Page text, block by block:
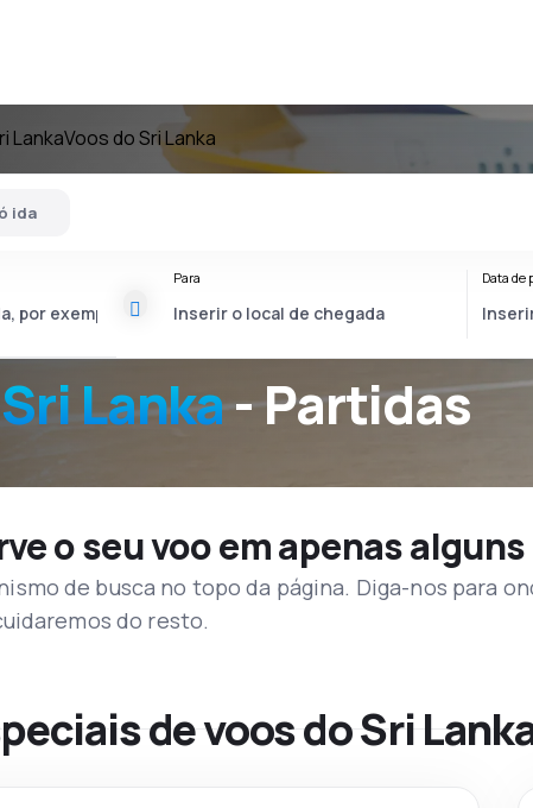
LankaVoos do Sri Lanka
Lanka- Partidas
ida
Para Data de
o seu voo em apenas
de busca no topo da página. Diga-nos para
do resto.
de voos do Sri